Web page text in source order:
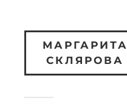
МАРГАРИТА
СКЛЯРОВА